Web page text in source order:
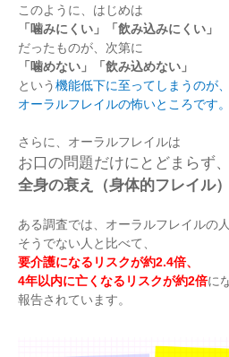
このように、はじめは
「噛みにくい」「飲み込みにくい」
だったものが、次第に
「噛めない」「飲み込めない」
という機能低下に至ってしまうのが、
オーラルフレイルの怖いところです。
さらに、オーラルフレイルは
お口の問題だけにとどまらず、
全身の衰え（身体的フレイル）
ある調査では、オーラルフレイルの
そうでない人と比べて、
要介護になるリスクが約2.4倍、
4年以内に亡くなるリスクが約2倍に
報告されています。